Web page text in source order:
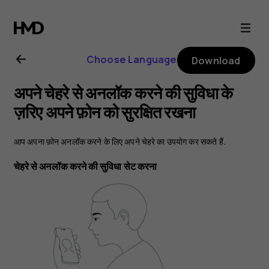
Nokia
6.2
user
guide
Choose Language Download
अपने चेहरे से अनलॉक करने की सुविधा के
ज़रिए अपने फ़ोन को सुरक्षित रखना
आप अपना फ़ोन अनलॉक करने के लिए अपने चेहरे का उपयोग कर सकते हैं.
चेहरे से अनलॉक करने की सुविधा सेट करना